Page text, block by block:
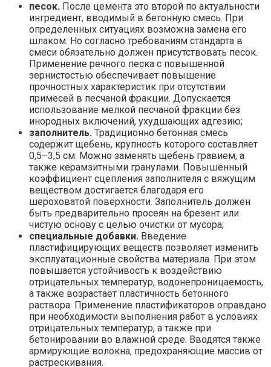
песок. После цемента это второй по актуальности
ингредиент, вводимый в бетонную смесь. При
определенных ситуациях возможна замена его
шлаком. Но согласно требованиям стандарта в
смеси обязательно должен присутствовать песок.
Применение речного песка с повышенной
зернистостью обеспечивает повышение
прочностных характеристик при отсутствии
примесей в песчаной фракции. Допускается
использование мелкой песчаной фракции без
инородных включений, ухудшающих адгезию;
заполнитель. Традиционно бетонная смесь
содержит щебень, крупность которого составляет
0,5–3,5 см. Можно заменять щебень гравием, а
также керамзитными гранулами. Повышенный
коэффициент сцепления заполнителя с вяжущим
веществом достигается благодаря его
шероховатой поверхности. Заполнитель должен
быть предварительно просеян на брезент или
чистую основу с целью очистки от мусора;
специальные добавки. Введение
пластифицирующих веществ позволяет изменить
эксплуатационные свойства материала. При этом
повышается устойчивость к воздействию
отрицательных температур, водонепроницаемость,
а также возрастает пластичность бетонного
раствора. Применение пластификаторов оправдано
при необходимости выполнения работ в условиях
отрицательных температур, а также при
бетонировании во влажной среде. Вводятся также
армирующие волокна, предохраняющие массив от
растрескивания.